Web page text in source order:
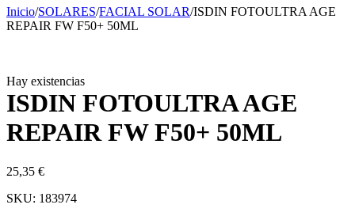
Inicio/SOLARES/FACIAL SOLAR/ISDIN FOTOULTRA AGE
REPAIR FW F50+ 50ML
Hay existencias
ISDIN FOTOULTRA AGE
REPAIR FW F50+ 50ML
25,35 €
SKU: 183974